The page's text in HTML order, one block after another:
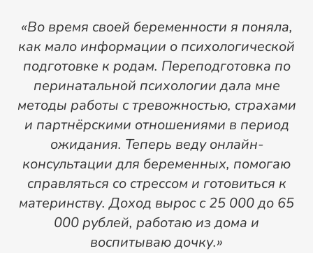
«Во время своей беременности я поняла,
как мало информации о психологической
подготовке к родам. Переподготовка по
перинатальной психологии дала мне
методы работы с тревожностью, страхами
и партнёрскими отношениями в период
ожидания. Теперь веду онлайн-
консультации для беременных, помогаю
справляться со стрессом и готовиться к
материнству. Доход вырос с 25 000 до 65
000 рублей, работаю из дома и
воспитываю дочку.»